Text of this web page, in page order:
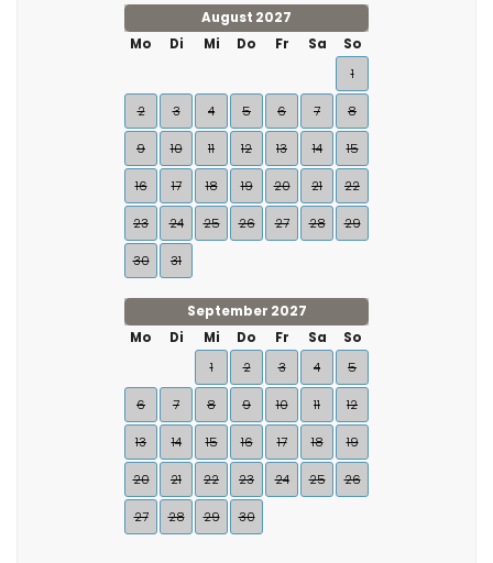
August 2027
Mo
Di Mi Do Fr Sa
So
1
2 3 4 5 6 7 8
9 10 11 12 13 14 15
16 17 18 19 20 21 22
23 24 25 26 27 28 29
30 31
September 2027
Mo
Di Mi Do Fr Sa
So
1
2 3 4 5
6 7 8 9 10 11 12
13 14 15 16 17 18 19
20 21 22 23 24 25 26
27 28 29 30